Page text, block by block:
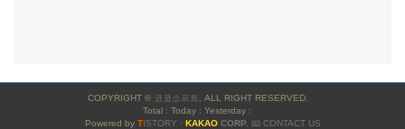
COPYRIGHT © 코코소프트, ALL RIGHT RESERVED.
Total : Today : Yesterday :
Powered by TISTORY · KAKAOCORP. 📧 CONTACT US